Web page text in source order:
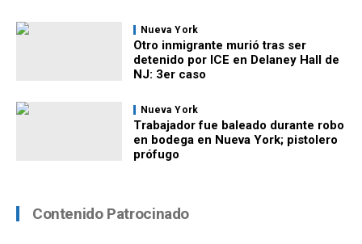
Nueva York
Otro inmigrante murió tras ser
detenido por ICE en Delaney Hall de
NJ: 3er caso
Nueva York
Trabajador fue baleado durante robo
en bodega en Nueva York; pistolero
prófugo
Contenido Patrocinado